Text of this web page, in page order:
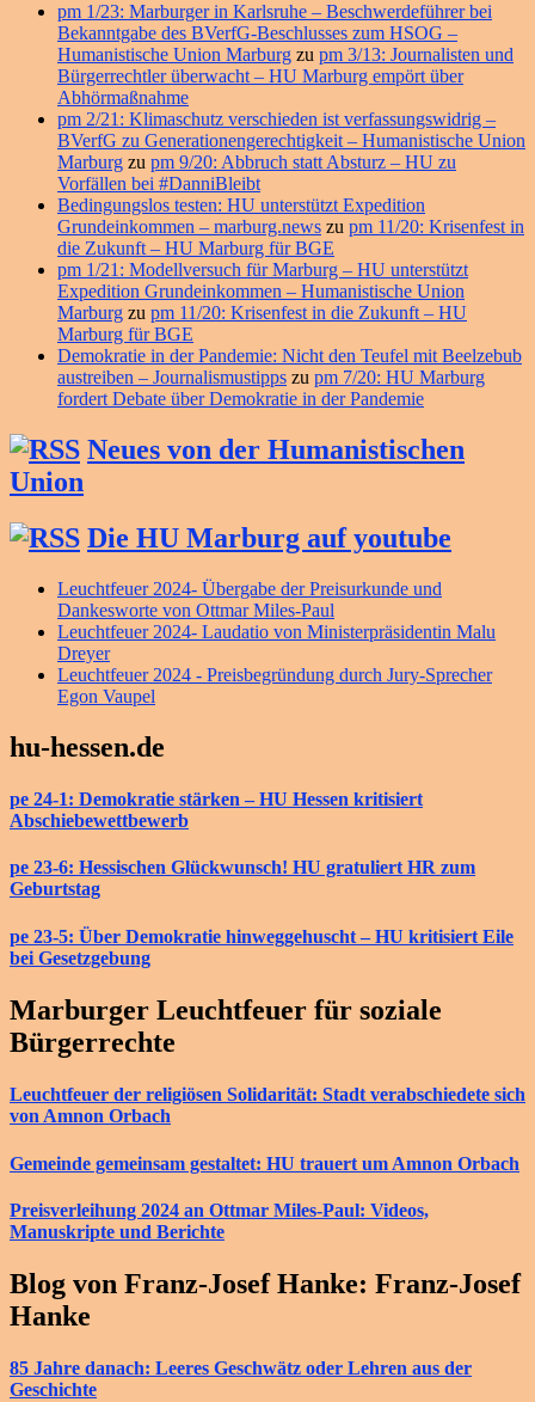
pm 1/23: Marburger in Karlsruhe – Beschwerdeführer bei
Bekanntgabe des BVerfG-Beschlusses zum HSOG –
Humanistische Union Marburg zu pm 3/13: Journalisten und
Bürgerrechtler überwacht – HU Marburg empört über
Abhörmaßnahme
pm 2/21: Klimaschutz verschieden ist verfassungswidrig –
BVerfG zu Generationengerechtigkeit – Humanistische Union
Marburg zu pm 9/20: Abbruch statt Absturz – HU zu
Vorfällen bei #DanniBleibt
Bedingungslos testen: HU unterstützt Expedition
Grundeinkommen – marburg.news zu pm 11/20: Krisenfest in
die Zukunft – HU Marburg für BGE
pm 1/21: Modellversuch für Marburg – HU unterstützt
Expedition Grundeinkommen – Humanistische Union
Marburg zu pm 11/20: Krisenfest in die Zukunft – HU
Marburg für BGE
Demokratie in der Pandemie: Nicht den Teufel mit Beelzebub
austreiben – Journalismustipps zu pm 7/20: HU Marburg
fordert Debate über Demokratie in der Pandemie
Neues von der Humanistischen
Union
Die HU Marburg auf youtube
Leuchtfeuer 2024- Übergabe der Preisurkunde und
Dankesworte von Ottmar Miles-Paul
Leuchtfeuer 2024- Laudatio von Ministerpräsidentin Malu
Dreyer
Leuchtfeuer 2024 - Preisbegründung durch Jury-Sprecher
Egon Vaupel
hu-hessen.de
pe 24-1: Demokratie stärken – HU Hessen kritisiert
Abschiebewettbewerb
pe 23-6: Hessischen Glückwunsch! HU gratuliert HR zum
Geburtstag
pe 23-5: Über Demokratie hinweggehuscht – HU kritisiert Eile
bei Gesetzgebung
Marburger Leuchtfeuer für soziale
Bürgerrechte
Leuchtfeuer der religiösen Solidarität: Stadt verabschiedete sich
von Amnon Orbach
Gemeinde gemeinsam gestaltet: HU trauert um Amnon Orbach
Preisverleihung 2024 an Ottmar Miles-Paul: Videos,
Manuskripte und Berichte
Blog von Franz-Josef Hanke: Franz-Josef
Hanke
85 Jahre danach: Leeres Geschwätz oder Lehren aus der
Geschichte